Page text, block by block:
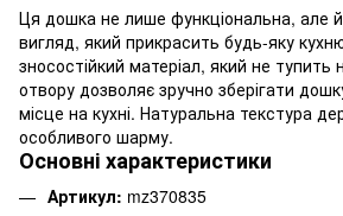
Ця дошка не лише функціональна, але
вигляд, який прикрасить будь-яку
зносостійкий матеріал, який не тупить
отвору дозволяє зручно зберігати
місце на кухні. Натуральна текстура
особливого шарму.
Основні характеристики
Артикул: mz370835